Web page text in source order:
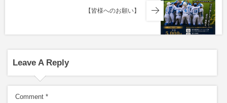
【皆様へのお願い】
Leave A Reply
Comment *